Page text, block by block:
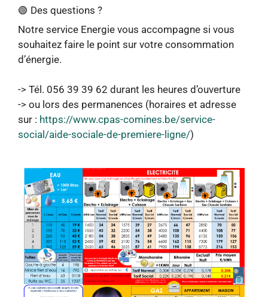
🟢 Des questions ?
Notre service Energie vous accompagne si vous
souhaitez faire le point sur votre consommation
d’énergie.
-> Tél. 056 39 39 62 durant les heures d’ouverture
-> ou lors des permanences (horaires et adresse
sur : https://www.cpas-comines.be/service-
social/aide-sociale-de-premiere-ligne/)